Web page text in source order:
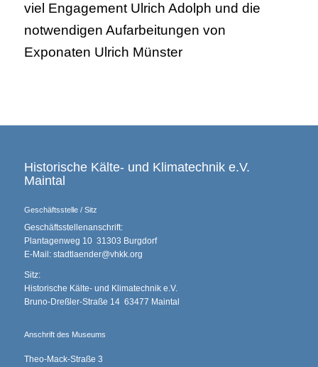
viel Engagement Ulrich Adolph und die
notwendigen Aufarbeitungen von
Exponaten Ulrich Münster
Historische Kälte- und Klimatechnik e.V.
Maintal
Geschäftsstelle / Sitz
Geschäftsstellenanschrift:
Plantagenweg 10 31303 Burgdorf
E-Mail: stadtlaender@vhkk.org
Sitz:
Historische Kälte- und Klimatechnik e.V.
Bruno-Dreßler-Straße 14 63477 Maintal
Anschrift des Museums
Theo-Mack-Straße 3